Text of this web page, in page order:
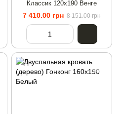
Классик 120х190 Венге
7 410.00 грн 8 151.00 грн